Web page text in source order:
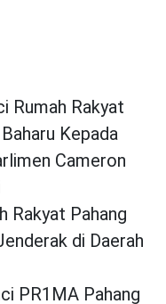
Rumah Rakyat
Kepada
Cameron
Rakyat Pahang
di Daerah
PR1MA Pahang